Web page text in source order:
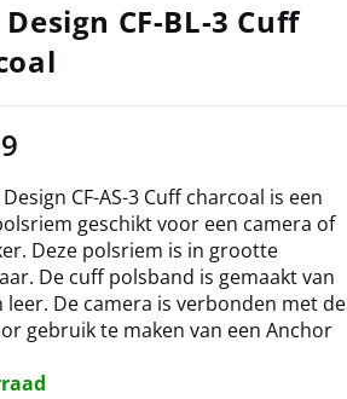
CF-BL-3 Cuff
CF-AS-3 Cuff charcoal is een
geschikt voor een camera of
Deze polsriem is in grootte
De cuff polsband is gemaakt van
leer. De camera is verbonden met de
gebruik te maken van een Anchor